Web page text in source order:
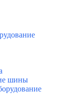
шины